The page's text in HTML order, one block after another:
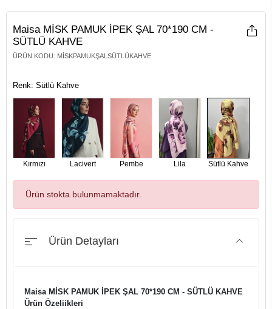
Maisa MİSK PAMUK İPEK ŞAL 70*190 CM -
SÜTLÜ KAHVE
ÜRÜN KODU: MISKPAMUKŞALSÜTLÜKAHVE
Renk: Sütlü Kahve
Kırmızı Lacivert Pembe Lila Sütlü Kahve
Ürün stokta bulunmamaktadır.
Ürün Detayları
Maisa MİSK PAMUK İPEK ŞAL 70*190 CM - SÜTLÜ KAHVE
Ürün Özeliikleri